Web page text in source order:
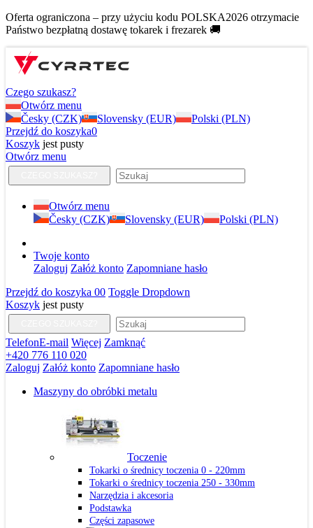
Oferta ograniczona – przy użyciu kodu POLSKA2026 otrzymacie
Państwo bezpłatną dostawę tokarek i frezarek 🚚
Czego szukasz?
Otwórz menu
Česky (CZK)
Slovensky (EUR)
Polski (PLN)
Przejdź do koszyka0
Koszyk jest pusty
Otwórz menu
Otwórz menu
Česky (CZK)
Slovensky (EUR) Polski (PLN)
Twoje konto
Zaloguj Załóż konto Zapomniane hasło
Przejdź do koszyka 00 Toggle Dropdown
Koszyk jest pusty
TelefonE-mail Więcej Zamknąć
+420 776 110 020
Zaloguj Załóż konto Zapomniane hasło
Maszyny do obróbki metalu
Toczenie
Tokarki o średnicy toczenia 0 - 220mm
Tokarki o średnicy toczenia 250 - 330mm
Narzędzia i akcesoria
Podstawka
Części zapasowe